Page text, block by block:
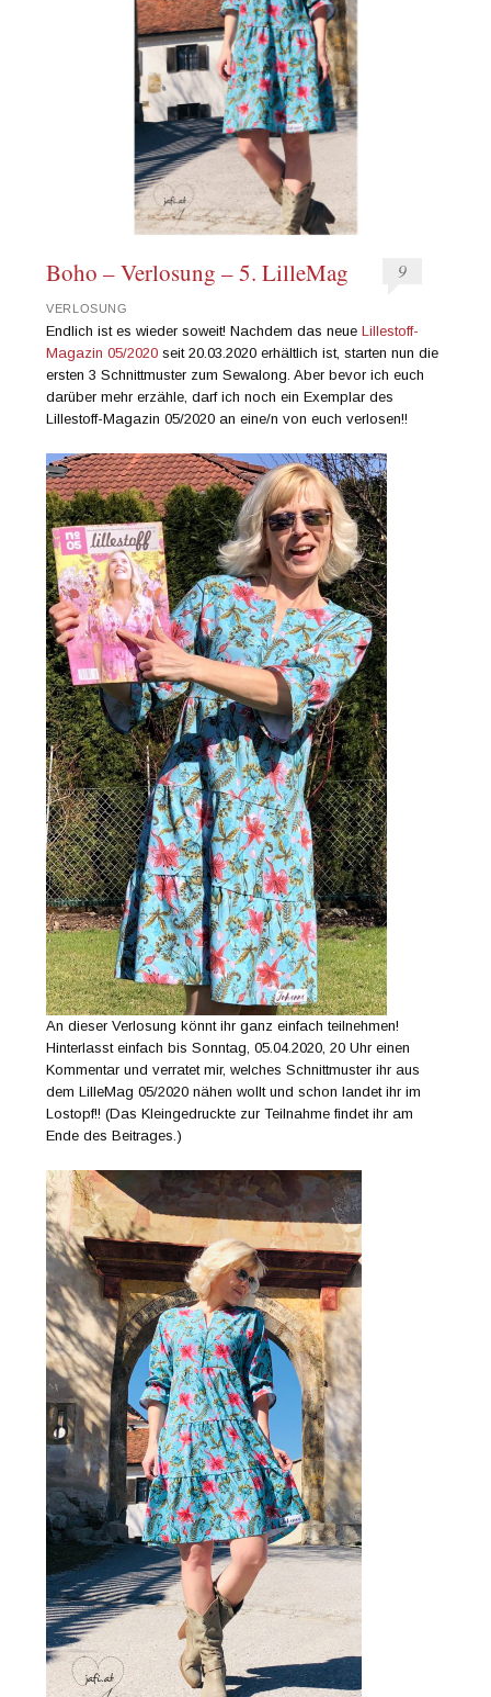
Boho – Verlosung – 5. LilleMag 9
VERLOSUNG
Endlich ist es wieder soweit! Nachdem das neueLillestoff-
Magazin 05/2020 seit 20.03.2020 erhältlich ist, starten nun die
ersten 3 Schnittmuster zum Sewalong. Aber bevor ich euch
darüber mehr erzähle, darf ich noch ein Exemplar des
Lillestoff-Magazin 05/2020 an eine/n von euch verlosen!!
An dieser Verlosung könnt ihr ganz einfach teilnehmen!
Hinterlasst einfach bis Sonntag, 05.04.2020, 20 Uhr einen
Kommentar und verratet mir, welches Schnittmuster ihr aus
dem LilleMag 05/2020 nähen wollt und schon landet ihr im
Lostopf!! (Das Kleingedruckte zur Teilnahme findet ihr am
Ende des Beitrages.)